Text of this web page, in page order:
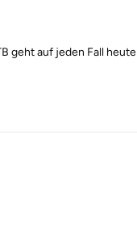
geht auf jeden Fall heute